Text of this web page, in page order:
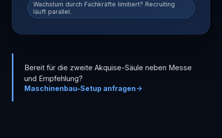
Wachstum durch Fachkräfte limitiert? Recruiting
läuft parallel.
Bereit für die zweite Akquise-Säule neben Messe
und Empfehlung?
Maschinenbau-Setup anfragen